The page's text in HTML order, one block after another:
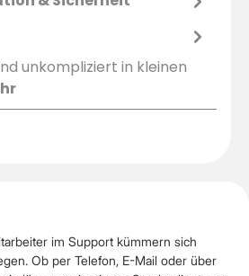
unkompliziert in kleinen
im Support kümmern sich
Ob per Telefon, E-Mail oder über